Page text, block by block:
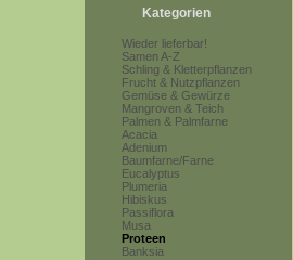
Kategorien
Wieder lieferbar!
Samen A-Z
Schling & Kletterpflanzen
Frucht & Nutzpflanzen
Gemüse & Gewürze
Mangroven & Teich
Palmen & Palmfarne
Acacia
Adenium
Baumfarne/Farne
Eucalyptus
Plumeria
Hibiskus
Passiflora
Musa
Proteen
Banksia